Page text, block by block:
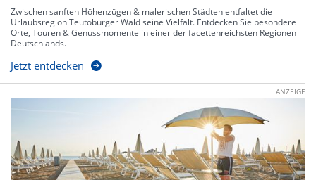
Zwischen sanften Höhenzügen & malerischen Städten entfaltet die
Urlaubsregion Teutoburger Wald seine Vielfalt. Entdecken Sie besondere
Orte, Touren & Genussmomente in einer der facettenreichsten Regionen
Deutschlands.
Jetzt entdecken
ANZEIGE